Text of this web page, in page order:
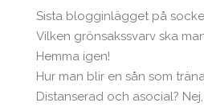
Sista blogginlägget på
Vilken grönsakssvarv ska
Hemma igen!
Hur man blir en sån som
Distanserad och asocial?